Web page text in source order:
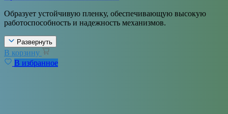
Образует устойчивую пленку, обеспечивающую высокую
работоспособность и надежность механизмов.
Развернуть
В корзину
В избранное